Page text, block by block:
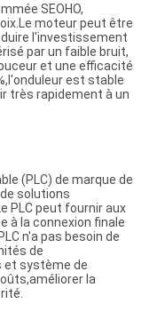
SEOHO,
moteur peut être
l'investissement
par un faible bruit,
et une efficacité
est stable
très rapidement à un
(PLC) de marque de
solutions
PLC peut fournir aux
à la connexion finale
n'a pas besoin de
de
et système de
la